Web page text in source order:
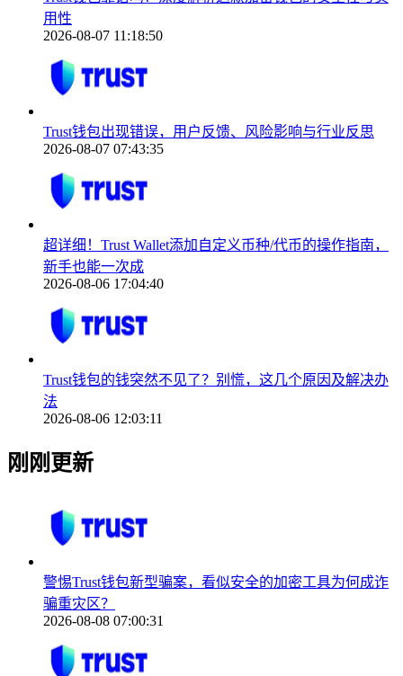
用性
2026-08-07 11:18:50
Trust钱包出现错误，用户反馈、风险影响与行业反思
2026-08-07 07:43:35
超详细！Trust Wallet添加自定义币种/代币的操作指南，
新手也能一次成
2026-08-06 17:04:40
Trust钱包的钱突然不见了？别慌，这几个原因及解决办
法
2026-08-06 12:03:11
刚刚更新
警惕Trust钱包新型骗案，看似安全的加密工具为何成诈
骗重灾区？
2026-08-08 07:00:31